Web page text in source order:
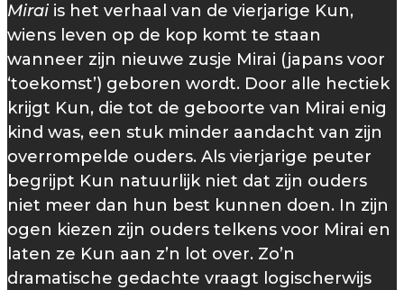
Mirai is het verhaal van de vierjarige Kun,
wiens leven op de kop komt te staan
wanneer zijn nieuwe zusje Mirai (japans voor
‘toekomst’) geboren wordt. Door alle hectiek
krijgt Kun, die tot de geboorte van Mirai enig
kind was, een stuk minder aandacht van zijn
overrompelde ouders. Als vierjarige peuter
begrijpt Kun natuurlijk niet dat zijn ouders
niet meer dan hun best kunnen doen. In zijn
ogen kiezen zijn ouders telkens voor Mirai en
laten ze Kun aan z’n lot over. Zo’n
dramatische gedachte vraagt logischerwijs